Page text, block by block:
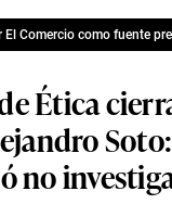
El Comercio como fuente
Ética
no